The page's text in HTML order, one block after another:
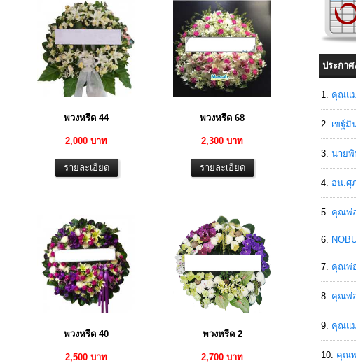
พวงหรีด 44
2,000 บาท
พวงหรีด 68
2,300 บาท
พวงหรีด 40
2,500 บาท
พวงหรีด 2
2,700 บาท
ประกา
คุณแ
เขฐ์มิ
นายพิ
อน.ศุ
คุณพ่
คุณพ่
คุณพ่
คุณแ
คุณพ่